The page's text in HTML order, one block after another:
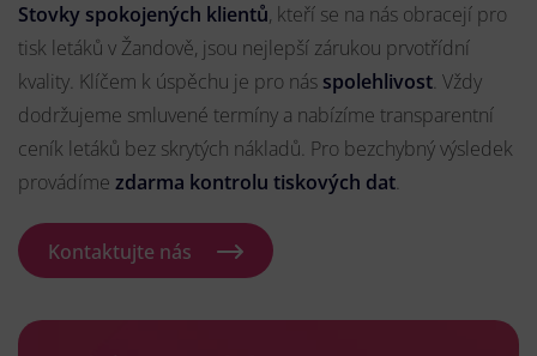
Stovky spokojených klientů, kteří se na nás obracejí pro
tisk letáků v Žandově, jsou nejlepší zárukou prvotřídní
kvality. Klíčem k úspěchu je pro nás spolehlivost. Vždy
dodržujeme smluvené termíny a nabízíme transparentní
ceník letáků bez skrytých nákladů. Pro bezchybný výsledek
provádíme zdarma kontrolu tiskových dat.
Kontaktujte nás